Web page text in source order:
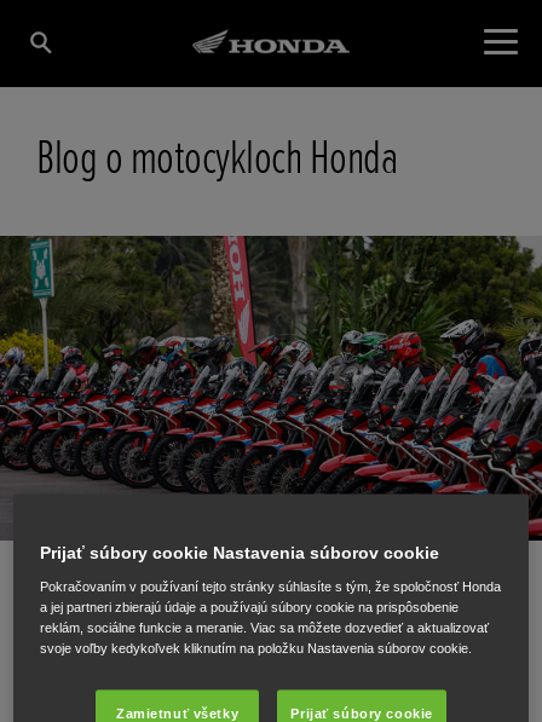
Blog o motocykloch Honda
27.06.24
Honda Adventure Roads –
Maroko 2024
Prijať súbory cookie Nastavenia súborov cookie
Pokračovaním v používaní tejto stránky súhlasíte s tým, že spoločnosť Honda
a jej partneri zbierajú údaje a používajú súbory cookie na prispôsobenie
reklám, sociálne funkcie a meranie. Viac sa môžete dozvedieť a aktualizovať
svoje voľby kedykoľvek kliknutím na položku Nastavenia súborov cookie.
Zamietnuť všetky Prijať súbory cookie